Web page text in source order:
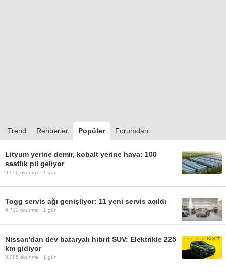
Trend Rehberler Popüler Forumdan
Lityum yerine demir, kobalt yerine hava: 100
saatlik pil geliyor
9.956 okunma · 1 gün
Togg servis ağı genişliyor: 11 yeni servis açıldı
9.710 okunma · 1 gün
Nissan'dan dev bataryalı hibrit SUV: Elektrikle 225
km gidiyor
8.085 okunma · 1 gün